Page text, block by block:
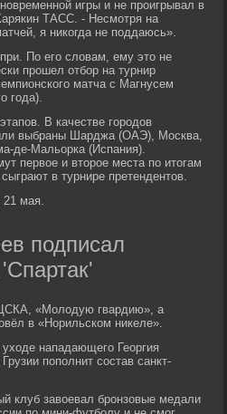
игры и не проигрывал в
ТАСС. - Несмотря на
я никогда не поддаюсь».
По его словам, ему это не
прошел отбор на турнир
матча с Магнусем
года).
В качестве городов
выбраны Шарджа (ОАЭ), Москва,
де-Мальорка (Испания).
первое и второе места по итогам
в турнире претендентов.
21 мая.
подписал
«Молодую гвардию», а
в «Норильском никеле».
нападающего Георгия
пополнит состав санкт-
клуб завоевал бронзовые медали